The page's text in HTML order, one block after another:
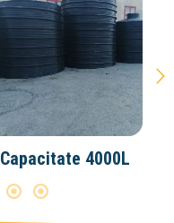
Capacitate 4000L